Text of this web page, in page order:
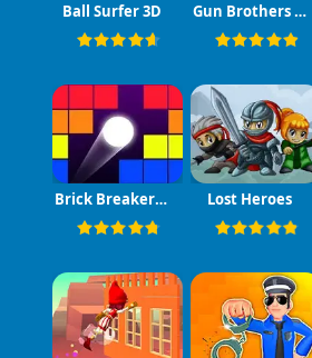
Ball Surfer 3D Gun Brothers 3D
Brick Breaker Retro Lost Heroes